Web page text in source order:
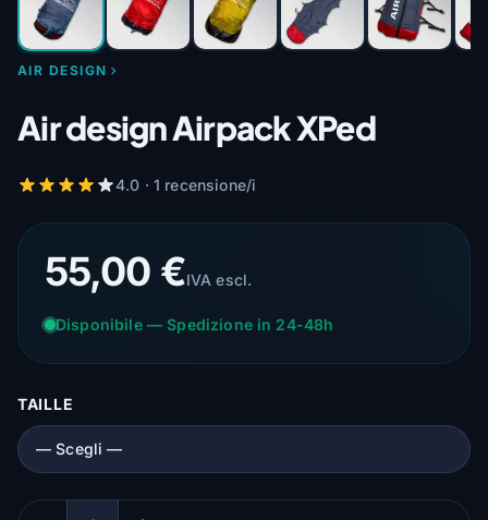
AIR DESIGN
Air design Airpack XPed
4.0 · 1 recensione/i
55,00 €IVA escl.
Disponibile — Spedizione in 24-48h
TAILLE